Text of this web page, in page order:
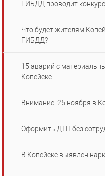
ГИБДД проводит
Что будет жителям
ГИБДД?
15 аварий с
Копейске
Внимание! 25 ноября в
Оформить ДТП без
В Копейске выявлен